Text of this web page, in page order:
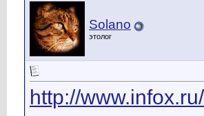
Solano
этолог
http://